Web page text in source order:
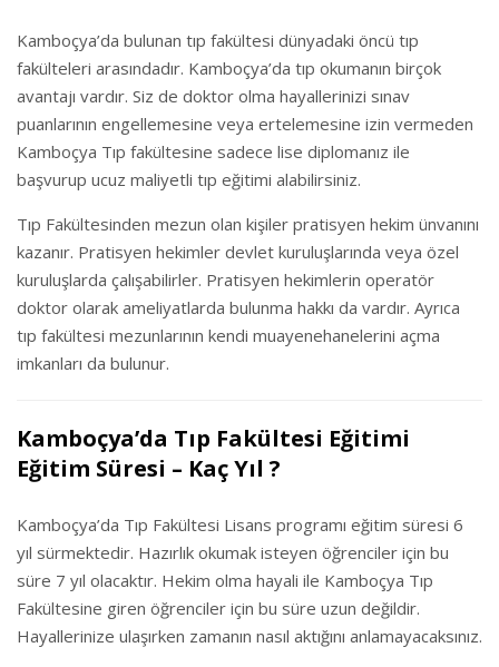
Kamboçya’da bulunan tıp fakültesi dünyadaki öncü tıp
fakülteleri arasındadır. Kamboçya’da tıp okumanın birçok
avantajı vardır. Siz de doktor olma hayallerinizi sınav
puanlarının engellemesine veya ertelemesine izin vermeden
Kamboçya Tıp fakültesine sadece lise diplomanız ile
başvurup ucuz maliyetli tıp eğitimi alabilirsiniz.
Tıp Fakültesinden mezun olan kişiler pratisyen hekim ünvanını
kazanır. Pratisyen hekimler devlet kuruluşlarında veya özel
kuruluşlarda çalışabilirler. Pratisyen hekimlerin operatör
doktor olarak ameliyatlarda bulunma hakkı da vardır. Ayrıca
tıp fakültesi mezunlarının kendi muayenehanelerini açma
imkanları da bulunur.
Kamboçya’da Tıp Fakültesi Eğitimi
Eğitim Süresi – Kaç Yıl ?
Kamboçya’da Tıp Fakültesi Lisans programı eğitim süresi 6
yıl sürmektedir. Hazırlık okumak isteyen öğrenciler için bu
süre 7 yıl olacaktır. Hekim olma hayali ile Kamboçya Tıp
Fakültesine giren öğrenciler için bu süre uzun değildir.
Hayallerinize ulaşırken zamanın nasıl aktığını anlamayacaksınız.